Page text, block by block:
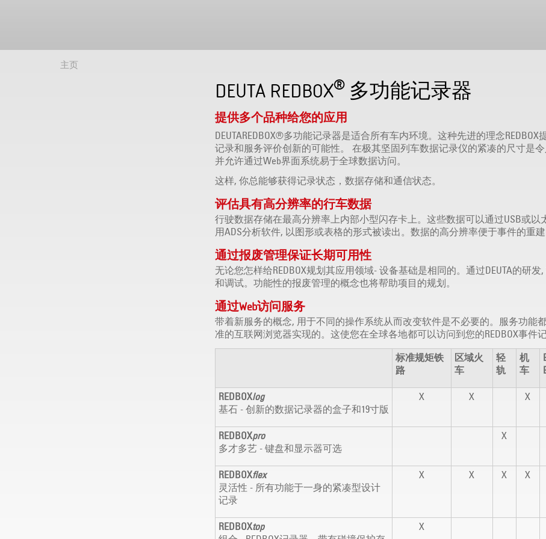
主页
DEUTA REDBOX®多功能记录器
提供多个品种给您的应用
DEUTAREDBOX®多功能记录器是适合所有车内环境。这种先进的理念REDBOX
记录和服务评价创新的可能性。 在极其坚固列车数据记录仪的紧凑的尺寸是
并允许通过Web界面系统易于全球数据访问。
这样, 你总能够获得记录状态，数据存储和通信状态。
评估具有高分辨率的行车数据
行驶数据存储在最高分辨率上内部小型闪存卡上。这些数据可以通过USB或以
用ADS分析软件, 以图形或表格的形式被读出。数据的高分辨率便于事件的重建
通过报废管理保证长期可用性
无论您怎样给REDBOX规划其应用领域- 设备基础是相同的。通过DEUTA的研发
和调试。功能性的报废管理的概念也将帮助项目的规划。
通过Web访问服务
带着新服务的概念, 用于不同的操作系统从而改变软件是不必要的。服务功能
准的互联网浏览器实现的。这使您在全球各地都可以访问到您的REDBOX事件记
标准规矩铁
路
区域火
车
轻
轨
机
车
REDBOXlog
基石 - 创新的数据记录器的盒子和19寸版
X X X
REDBOXpro
多才多艺 - 键盘和显示器可选
X
REDBOXflex
灵活性 - 所有功能于一身的紧凑型设计
记录
X X X X
REDBOXtop
X